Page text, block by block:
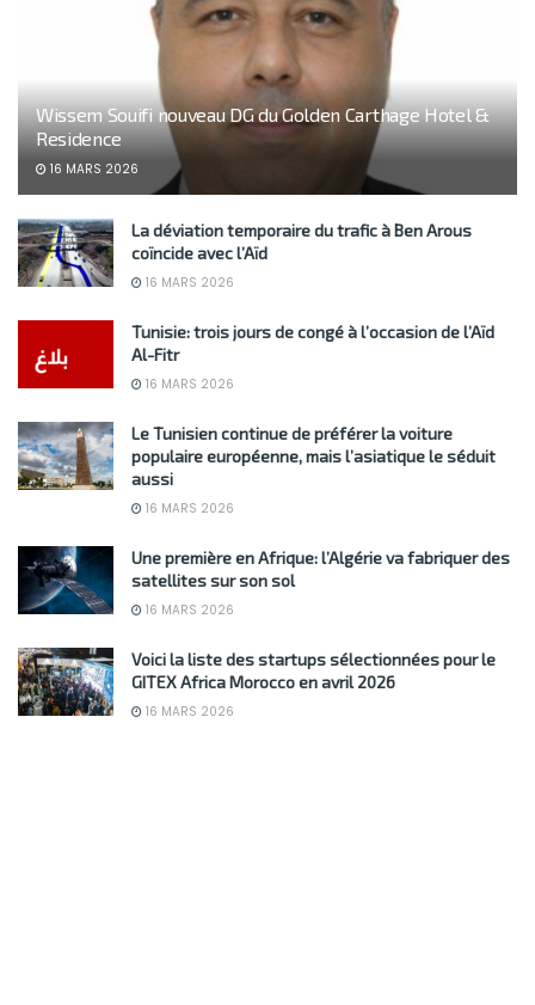
Wissem Souifi nouveau DG du Golden Carthage Hotel &
Residence
16 MARS 2026
La déviation temporaire du trafic à Ben Arous
coïncide avec l’Aïd
16 MARS 2026
Tunisie: trois jours de congé à l’occasion de l’Aïd
Al-Fitr
16 MARS 2026
Le Tunisien continue de préférer la voiture
populaire européenne, mais l’asiatique le séduit
aussi
16 MARS 2026
Une première en Afrique: l’Algérie va fabriquer des
satellites sur son sol
16 MARS 2026
Voici la liste des startups sélectionnées pour le
GITEX Africa Morocco en avril 2026
16 MARS 2026